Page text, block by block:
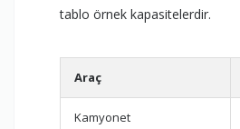
tablo örnek kapasitelerdir.
Araç
Kamyonet